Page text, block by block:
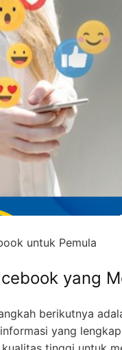
untuk Pemula
yang
berikutnya
yang